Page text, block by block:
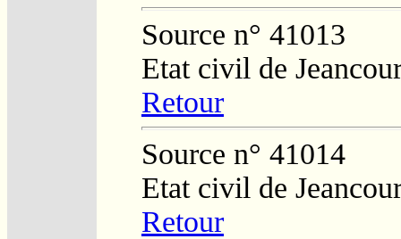
Source n° 41013
Etat civil de
Retour
Source n° 41014
Etat civil de
Retour